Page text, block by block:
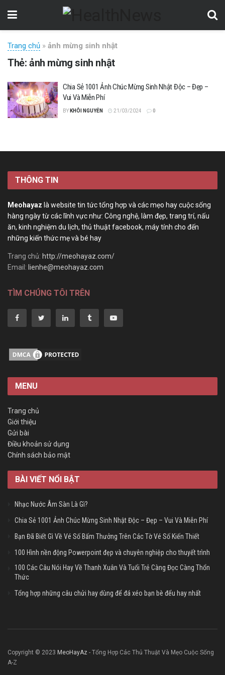
Trang chủ » ảnh mừng sinh nhật
Thẻ:ảnh mừng sinh nhật
Chia Sẻ 1001 Ảnh Chúc Mừng Sinh Nhật Độc – Đẹp –
Vui Và Miễn Phí
BY KHÔI NGUYỄN 21/03/2024 0
THÔNG TIN
Meohayaz là website tin tức tổng hợp và các mẹo hay cuộc sống
hàng ngày từ các lĩnh vực như: Công nghệ, làm đẹp, trang trí, nấu
ăn, kinh nghiệm du lịch, thủ thuật facebook, máy tính cho đến
những kiến thức mẹ và bé hay
Trang chủ: http://meohayaz.com/
Email: lienhe@meohayaz.com
TÌM CHÚNG TÔI TRÊN
MENU
Trang chủ
Giới thiệu
Gửi bài
Điều khoản sử dụng
Chính sách bảo mật
BÀI VIẾT NỔI BẬT
Nhạc Nước Âm Sàn Là Gì?
Chia Sẻ 1001 Ảnh Chúc Mừng Sinh Nhật Độc – Đẹp – Vui Và Miễn Phí
Bạn Đã Biết Gì Về Vé Số Bấm Thưởng Trên Các Tờ Vé Số Kiến Thiết
100 Hình nền động Powerpoint đẹp và chuyên nghiệp cho thuyết trình
100 Các Câu Nói Hay Về Thanh Xuân Và Tuổi Trẻ Càng Đọc Càng Thổn
Thức
Tổng hợp những câu chửi hay dùng để đá xéo bạn bè đểu hay nhất
Copyright © 2023 MeoHayAz - Tổng Hợp Các Thủ Thuật Và Mẹo Cuộc Sống
A-Z